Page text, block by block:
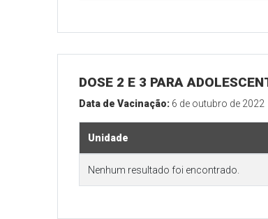
DOSE 2 E 3 PARA
Data de Vacinação: 6 de outubro de 2022
Unidade
Nenhum resultado foi encontrado.